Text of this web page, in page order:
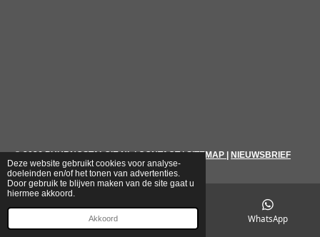
Deze website gebruikt cookies voor analyse-
doeleinden en/of het tonen van advertenties.
Door gebruik te blijven maken van de site gaat u
hiermee akkoord.
Akkoord
© 2026 PUURNOSTALGIE.NL|CONTACT|SITEMAP NIEUWSBRIEF
WhatsApp